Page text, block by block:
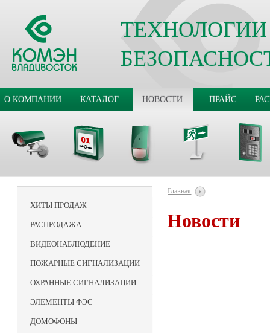
О КОМПАНИИ КАТАЛОГ НОВОСТИ ПРАЙС
ХИТЫ ПРОДАЖ
РАСПРОДАЖА
ВИДЕОНАБЛЮДЕНИЕ
ПОЖАРНЫЕ СИГНАЛИЗАЦИИ
ОХРАННЫЕ СИГНАЛИЗАЦИИ
ЭЛЕМЕНТЫ ФЭС
ДОМОФОНЫ
Главная
Новости